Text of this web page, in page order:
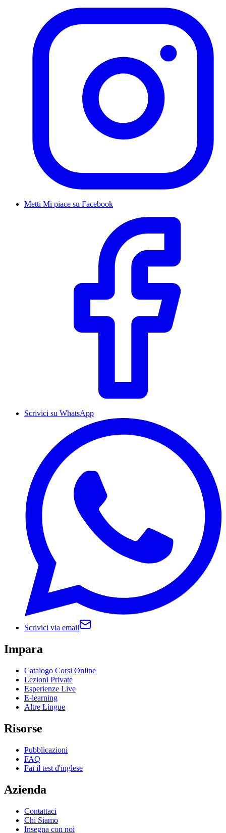
Metti Mi piace su Facebook
Scrivici su WhatsApp
Scrivici via email
Impara
Catalogo Corsi Online
Lezioni Private
Esperienze Live
E-learning
Altre Lingue
Risorse
Pubblicazioni
FAQ
Fai il test d'inglese
Azienda
Contattaci
Chi Siamo
Insegna con noi